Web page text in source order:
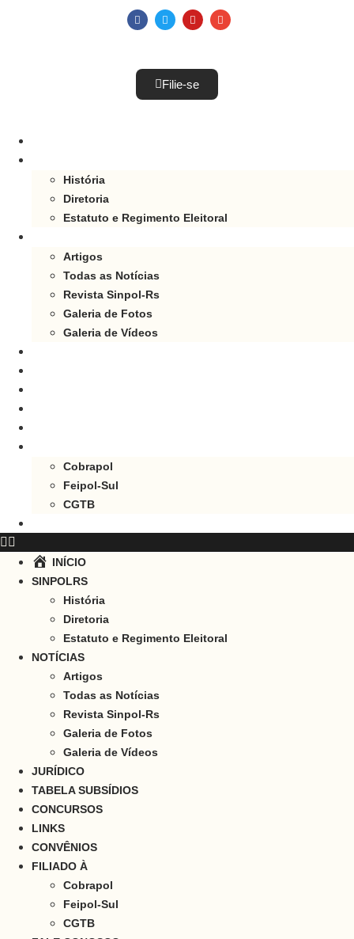
Filie-se
História
Diretoria
Estatuto e Regimento Eleitoral
Artigos
Todas as Notícias
Revista Sinpol-Rs
Galeria de Fotos
Galeria de Vídeos
Cobrapol
Feipol-Sul
CGTB
INÍCIO
SINPOLRS
História
Diretoria
Estatuto e Regimento Eleitoral
NOTÍCIAS
Artigos
Todas as Notícias
Revista Sinpol-Rs
Galeria de Fotos
Galeria de Vídeos
JURÍDICO
TABELA SUBSÍDIOS
CONCURSOS
LINKS
CONVÊNIOS
FILIADO À
Cobrapol
Feipol-Sul
CGTB